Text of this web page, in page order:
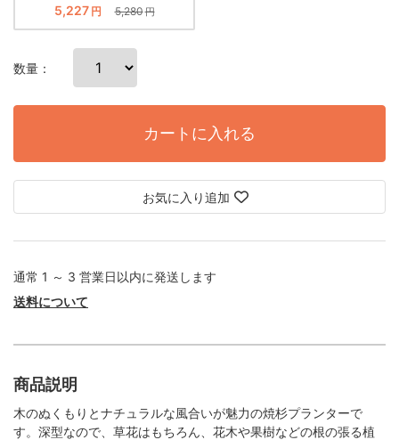
5,227 円 5,280円
数量：
カートに入れる
お気に入り追加
通常 1 ～ 3 営業日以内に発送します
送料について
商品説明
木のぬくもりとナチュラルな風合いが魅力の焼杉プランターで
す。深型なので、草花はもちろん、花木や果樹などの根の張る植